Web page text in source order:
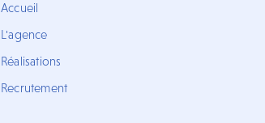
Accueil
L'agence
Réalisations
Recrutement